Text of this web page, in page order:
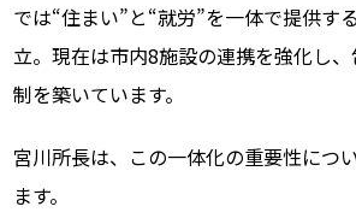
では“住まい”と“就労”を一体で提供す
立。現在は市内8施設の連携を強化し
制を築いています。
宮川所長は、この一体化の重要性につ
ます。